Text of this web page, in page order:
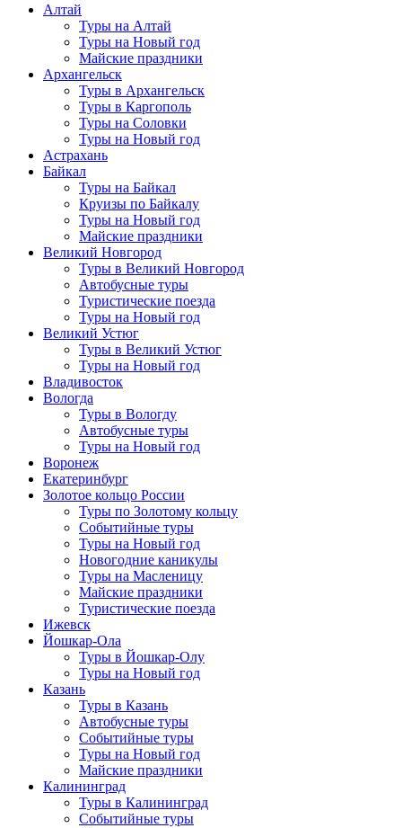
Алтай
Туры на Алтай
Туры на Новый год
Майские праздники
Архангельск
Туры в Архангельск
Туры в Каргополь
Туры на Соловки
Туры на Новый год
Астрахань
Байкал
Туры на Байкал
Круизы по Байкалу
Туры на Новый год
Майские праздники
Великий Новгород
Туры в Великий Новгород
Автобусные туры
Туристические поезда
Туры на Новый год
Великий Устюг
Туры в Великий Устюг
Туры на Новый год
Владивосток
Вологда
Туры в Вологду
Автобусные туры
Туры на Новый год
Воронеж
Екатеринбург
Золотое кольцо России
Туры по Золотому кольцу
Событийные туры
Туры на Новый год
Новогодние каникулы
Туры на Масленицу
Майские праздники
Туристические поезда
Ижевск
Йошкар-Ола
Туры в Йошкар-Олу
Туры на Новый год
Казань
Туры в Казань
Автобусные туры
Событийные туры
Туры на Новый год
Майские праздники
Калининград
Туры в Калининград
Событийные туры